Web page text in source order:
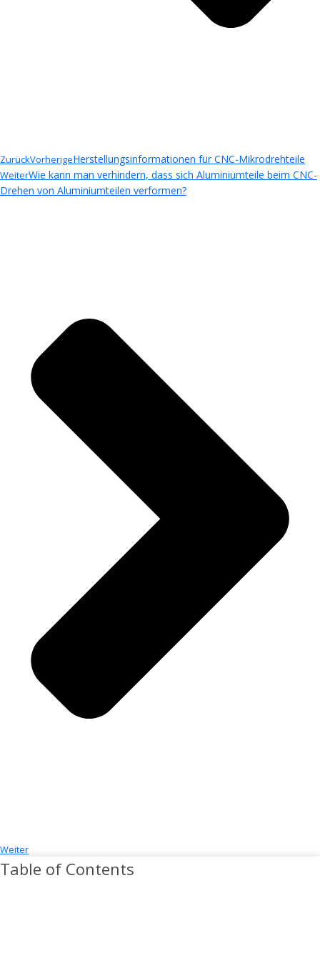
ZurückVorherigeHerstellungsinformationen für CNC-Mikrodrehteile
WeiterWie kann man verhindern, dass sich Aluminiumteile beim CNC-
Drehen von Aluminiumteilen verformen?
Weiter
Table of Contents